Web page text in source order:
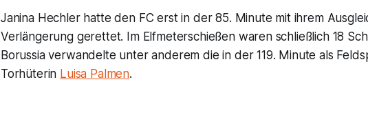
Janina Hechler hatte den FC erst in der 85. Minute mit ihrem
Verlängerung gerettet. Im Elfmeterschießen waren schließlich 18
Borussia verwandelte unter anderem die in der 119. Minute als
Torhüterin Luisa Palmen.